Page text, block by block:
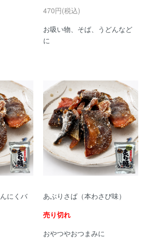
470円(税込)
お吸い物、そば、うどんなど
に
にくバ
あぶりさば（本わさび味）
売り切れ
おやつやおつまみに